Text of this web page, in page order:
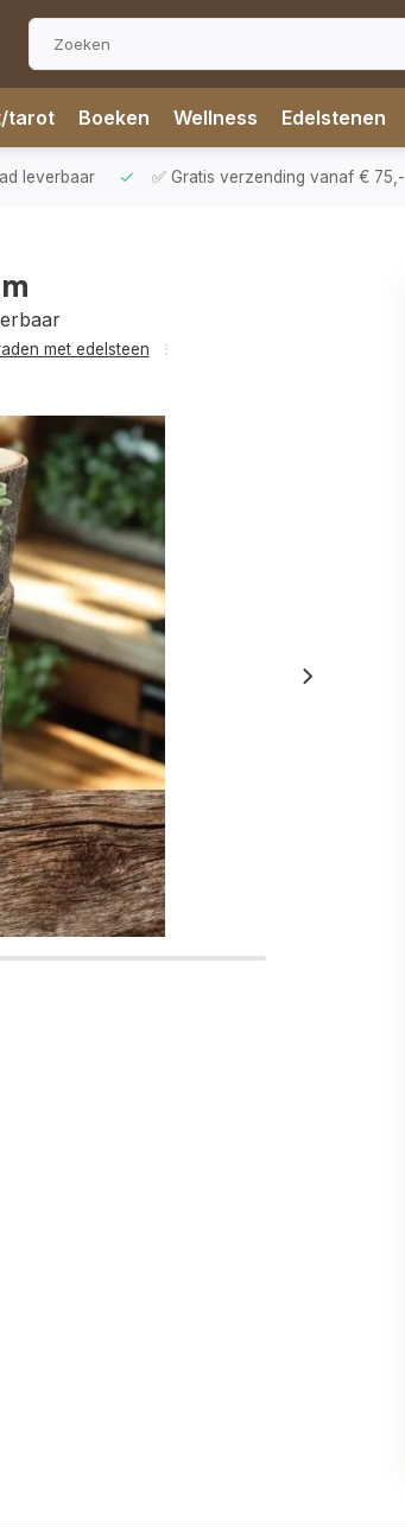
tarot Boeken Wellness Edelstenen
leverbaar ✅ Gratis verzending vanaf € 75,-
met edelsteen